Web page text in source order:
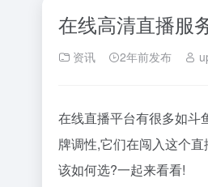
在线高清直播服
资讯 2年前发布
在线直播平台有很多如斗
牌调性,它们在闯入这个
该如何选?一起来看看!